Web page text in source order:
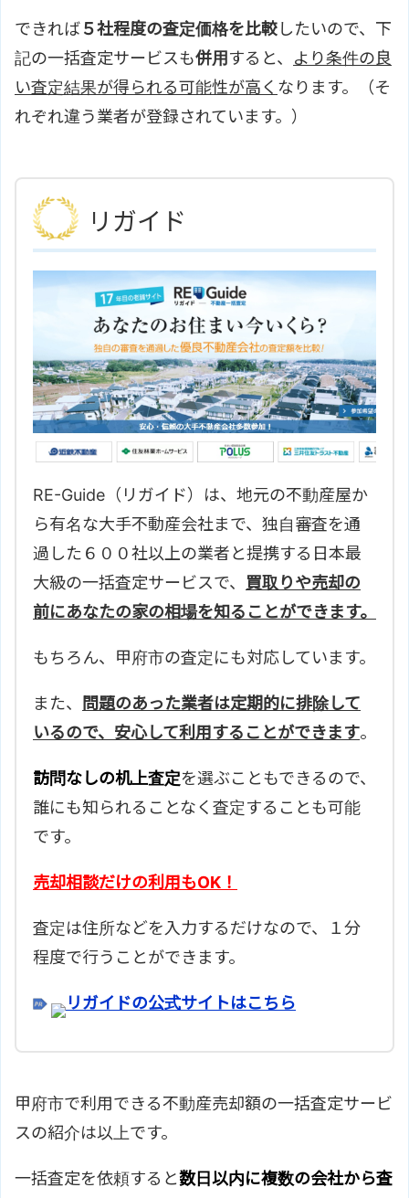
できれば５社程度の査定価格を比較したいので、下
記の一括査定サービスも併用 すると、 より条件の良
い査定結果が得られる可能性が高く なります。（そ
れぞれ違う業者が登録されています。）
リガイド
RE-Guide（リガイド）は、地元の不動産屋か
ら有名な大手不動産会社まで、独自審査を通
過した６００社以上の業者と提携する日本最
大級の一括査定サービスで、 買取りや売却の
前にあなたの家の相場を知ることができます。
もちろん、 甲府市の査定にも対応しています。
また、
問題のあった業者は定期的に排除して
いるので、安心して利用することができます。
訪問なしの机上査定を選ぶこともできるので、
誰にも知られることなく査定することも可能
です。
売却相談だけの利用もOK！
査定は住所などを入力するだけなので、１分
程度で行うことができます。
リガイドの公式サイトはこちら
甲府市で利用できる不動産売却額の一括査定サービ
スの紹介は以上です。
一括査定を依頼すると数日以内に複数の会社から査